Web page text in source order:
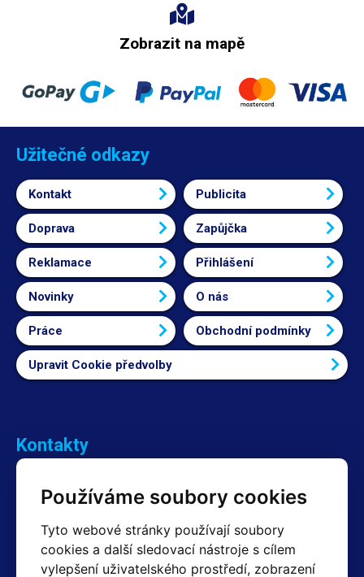
Používáme soubory cookies
Tyto webové stránky používají soubory
cookies a další sledovací nástroje s cílem
vylepšení uživatelského prostředí, zobrazení
Zobrazit na mapě
Užitečné odkazy
Kontakt Publicita
Doprava Zapůjčka
Reklamace Přihlášení
Novinky O nás
Práce Obchodní podmínky
Upravit Cookie předvolby
Kontakty
+420 603 357 606 +420 605 234 204
Fakturační a expediční oddělení
+420 605 259 759 (Po–Pá: 7:30 – 15:00)